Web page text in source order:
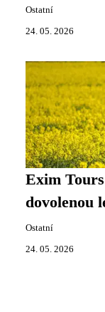
Ostatní
24. 05. 2026
Exim
dovolenou
Ostatní
24. 05. 2026